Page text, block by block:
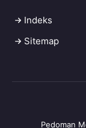
Indeks
Sitemap
Pedoman